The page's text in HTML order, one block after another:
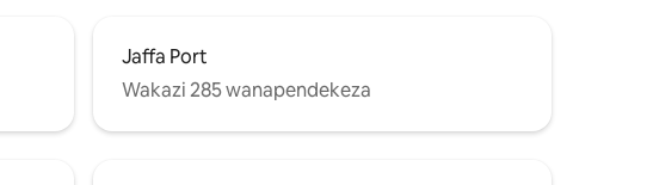
Jaffa Port
Wakazi 285 wanapendekeza